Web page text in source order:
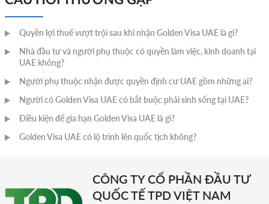
Quyền lợi thuế vượt trội sau khi nhận Golden Visa UAE là gì?
Nhà đầu tư và người phụ thuộc có quyền làm việc, kinh doanh tại
UAE không?
Người phụ thuộc nhận được quyền định cư UAE gồm những ai?
Người có Golden Visa UAE có bắt buộc phải sinh sống tại UAE?
Điều kiện để gia hạn Golden Visa UAE là gì?
Golden Visa UAE có lộ trình lên quốc tịch không?
CÔNG TY CỔ PHẦN ĐẦU TƯ
QUỐC TẾ TPD VIỆT NAM